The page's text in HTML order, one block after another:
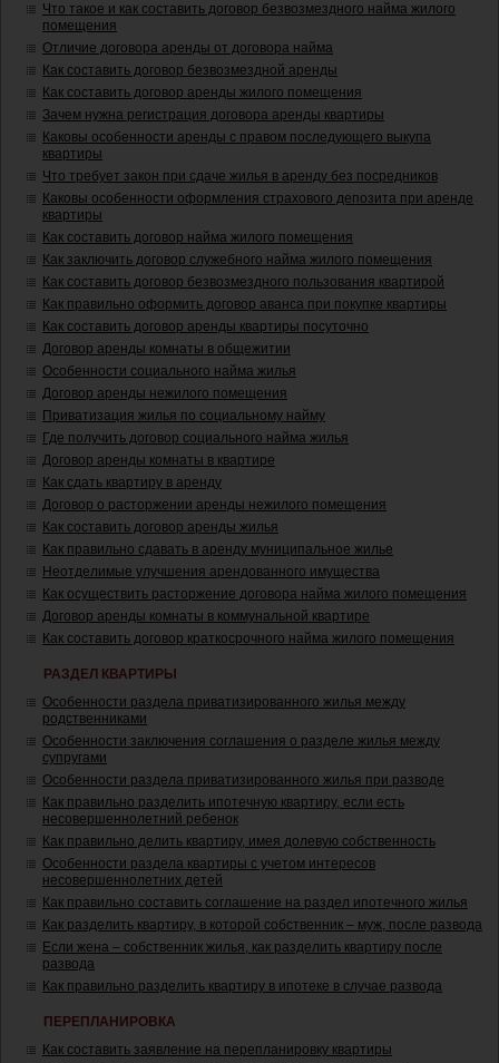
Что такое и как составить договор безвозмездного найма жилого
помещения
Отличие договора аренды от договора найма
Как составить договор безвозмездной аренды
Как составить договор аренды жилого помещения
Зачем нужна регистрация договора аренды квартиры
Каковы особенности аренды с правом последующего выкупа
квартиры
Что требует закон при сдаче жилья в аренду без посредников
Каковы особенности оформления страхового депозита при аренде
квартиры
Как составить договор найма жилого помещения
Как заключить договор служебного найма жилого помещения
Как составить договор безвозмездного пользования квартирой
Как правильно оформить договор аванса при покупке квартиры
Как составить договор аренды квартиры посуточно
Договор аренды комнаты в общежитии
Особенности социального найма жилья
Договор аренды нежилого помещения
Приватизация жилья по социальному найму
Где получить договор социального найма жилья
Договор аренды комнаты в квартире
Как сдать квартиру в аренду
Договор о расторжении аренды нежилого помещения
Как составить договор аренды жилья
Как правильно сдавать в аренду муниципальное жилье
Неотделимые улучшения арендованного имущества
Как осуществить расторжение договора найма жилого помещения
Договор аренды комнаты в коммунальной квартире
Как составить договор краткосрочного найма жилого помещения
РАЗДЕЛ КВАРТИРЫ
Особенности раздела приватизированного жилья между
родственниками
Особенности заключения соглашения о разделе жилья между
супругами
Особенности раздела приватизированного жилья при разводе
Как правильно разделить ипотечную квартиру, если есть
несовершеннолетний ребенок
Как правильно делить квартиру, имея долевую собственность
Особенности раздела квартиры с учетом интересов
несовершеннолетних детей
Как правильно составить соглашение на раздел ипотечного жилья
Как разделить квартиру, в которой собственник – муж, после развода
Если жена – собственник жилья, как разделить квартиру после
развода
Как правильно разделить квартиру в ипотеке в случае развода
ПЕРЕПЛАНИРОВКА
Как составить заявление на перепланировку квартиры